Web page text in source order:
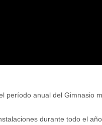
período anual del Gimnasio
durante todo el